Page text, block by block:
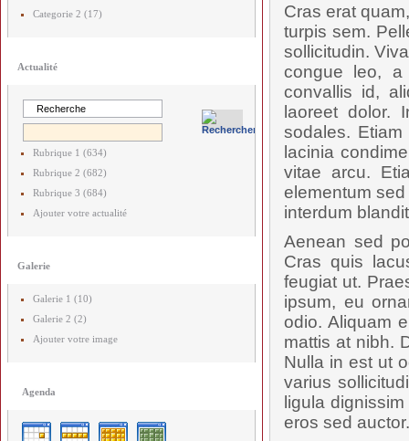
Categorie 2 (17)
Actualité
Rubrique 1 (634)
Rubrique 2 (682)
Rubrique 3 (684)
Ajouter votre actualité
Galerie
Galerie 1 (10)
Galerie 2 (2)
Ajouter votre image
Agenda
Cras erat
turpis sem.
sollicitudin.
congue leo, a
convallis id,
laoreet dolor.
sodales.
lacinia
vitae arcu.
elementum
interdum
Aenean sed
Cras quis
feugiat ut.
ipsum, eu
odio. Aliquam
mattis at nibh.
Nulla in est ut
varius
ligula
eros sed auctor.